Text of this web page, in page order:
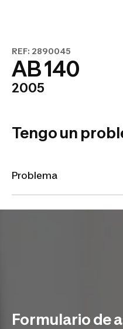
REF: 2890045
AB 140
2005
Tengo un
Problema
Formulario de